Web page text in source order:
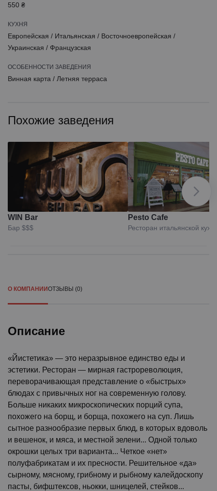
550 ₴
КУХНЯ
Европейская / Итальянская / Восточноевропейская /
Украинская / Французская
ОСОБЕННОСТИ ЗАВЕДЕНИЯ
Винная карта / Летняя терраса
Похожие заведения
WIN Bar
Бар $$$
Pesto Cafe
Ресторан итальянской
О КОМПАНИИОТЗЫВЫ (0)
Описание
«Йистетика» — это неразрывное единство еды и
эстетики. Ресторан — мирная гастрореволюция,
переворачивающая представление о «быстрых»
блюдах с привычных ног на современную голову.
Больше никаких микроскопических порций супа,
похожего на борщ, и борща, похожего на суп. Лишь
сытное разнообразие первых блюд, в которых вдоволь
и вешенок, и мяса, и местной зелени... Одной только
окрошки целых три варианта... Четкое «нет»
полуфабрикатам и их пресности. Решительное «да»
сырному, мясному, грибному и рыбному калейдоскопу
пасты, бифштексов, ньокки, шницелей, стейков...